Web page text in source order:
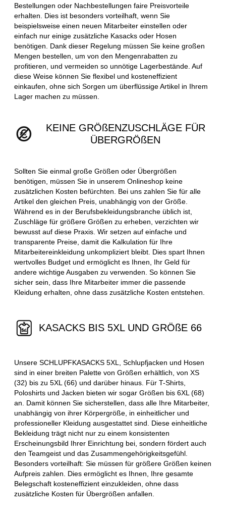
Bestellungen oder Nachbestellungen faire Preisvorteile
erhalten. Dies ist besonders vorteilhaft, wenn Sie
beispielsweise einen neuen Mitarbeiter einstellen oder
einfach nur einige zusätzliche Kasacks oder Hosen
benötigen. Dank dieser Regelung müssen Sie keine großen
Mengen bestellen, um von den Mengenrabatten zu
profitieren, und vermeiden so unnötige Lagerbestände. Auf
diese Weise können Sie flexibel und kosteneffizient
einkaufen, ohne sich Sorgen um überflüssige Artikel in Ihrem
Lager machen zu müssen.
KEINE GRÖßENZUSCHLÄGE FÜR
ÜBERGRÖßEN
Sollten Sie einmal große Größen oder Übergrößen
benötigen, müssen Sie in unserem Onlineshop keine
zusätzlichen Kosten befürchten. Bei uns zahlen Sie für alle
Artikel den gleichen Preis, unabhängig von der Größe.
Während es in der Berufsbekleidungsbranche üblich ist,
Zuschläge für größere Größen zu erheben, verzichten wir
bewusst auf diese Praxis. Wir setzen auf einfache und
transparente Preise, damit die Kalkulation für Ihre
Mitarbeitereinkleidung unkompliziert bleibt. Dies spart Ihnen
wertvolles Budget und ermöglicht es Ihnen, Ihr Geld für
andere wichtige Ausgaben zu verwenden. So können Sie
sicher sein, dass Ihre Mitarbeiter immer die passende
Kleidung erhalten, ohne dass zusätzliche Kosten entstehen.
KASACKS BIS 5XL UND GRÖßE 66
Unsere SCHLUPFKASACKS 5XL, Schlupfjacken und Hosen
sind in einer breiten Palette von Größen erhältlich, von XS
(32) bis zu 5XL (66) und darüber hinaus. Für T-Shirts,
Poloshirts und Jacken bieten wir sogar Größen bis 6XL (68)
an. Damit können Sie sicherstellen, dass alle Ihre Mitarbeiter,
unabhängig von ihrer Körpergröße, in einheitlicher und
professioneller Kleidung ausgestattet sind. Diese einheitliche
Bekleidung trägt nicht nur zu einem konsistenten
Erscheinungsbild Ihrer Einrichtung bei, sondern fördert auch
den Teamgeist und das Zusammengehörigkeitsgefühl.
Besonders vorteilhaft: Sie müssen für größere Größen keinen
Aufpreis zahlen. Dies ermöglicht es Ihnen, Ihre gesamte
Belegschaft kosteneffizient einzukleiden, ohne dass
zusätzliche Kosten für Übergrößen anfallen.